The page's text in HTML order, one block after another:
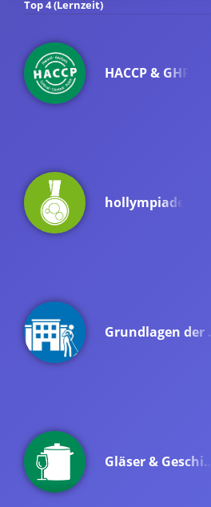
Top 4 (Lernzeit)
HACCP & GHP
hollympiade
Grundlagen der …
Gläser & Geschi…